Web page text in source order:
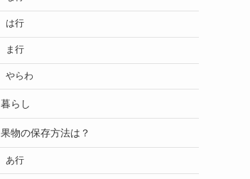
は行
ま行
やらわ
暮らし
果物の保存方法は？
あ行